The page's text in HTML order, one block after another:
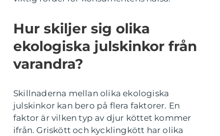
Hur skiljer sig olika
ekologiska julskinkor från
varandra?
Skillnaderna mellan olika ekologiska
julskinkor kan bero på flera faktorer. En
faktor är vilken typ av djur köttet kommer
ifrån. Griskött och kycklingkött har olika